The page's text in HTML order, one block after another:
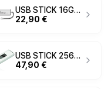
USB STICK 16GB USB 3.2 MEDIARANGE MR915 USB A / Micro USB
22,90 €
USB STICK 256GB MEDIARANGE, USB 3.0
47,90 €